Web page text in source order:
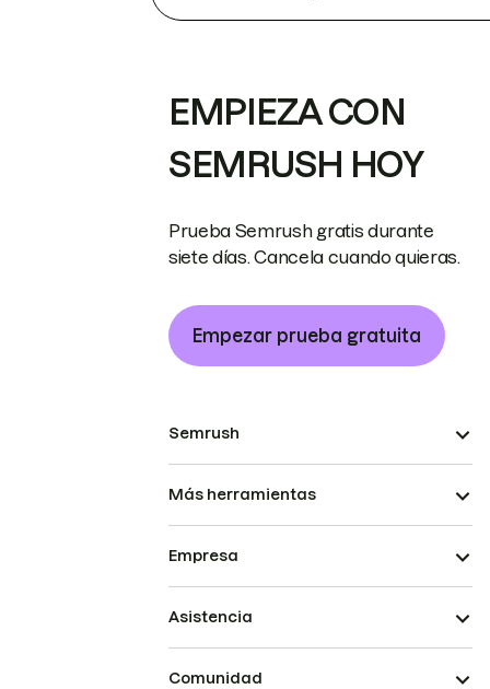
EMPIEZA CON
SEMRUSH HOY
Prueba Semrush gratis durante
siete días. Cancela cuando quieras.
Empezar prueba gratuita
Semrush
Más herramientas
Empresa
Asistencia
Comunidad